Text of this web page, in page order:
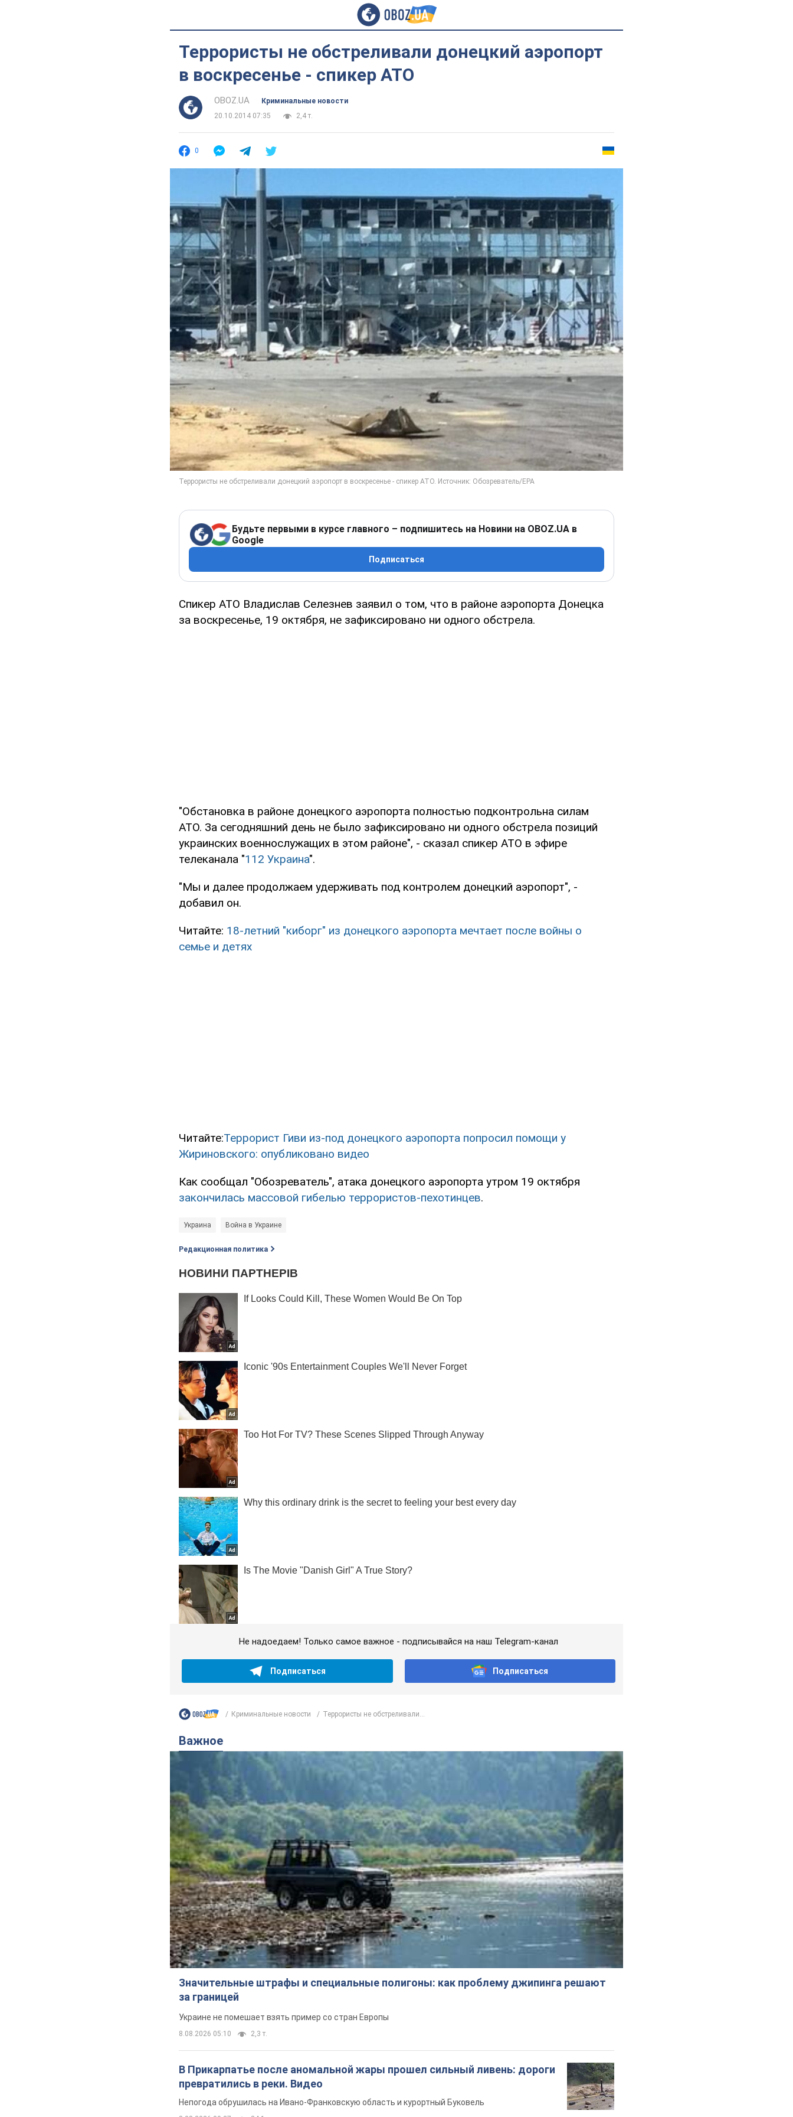
Террористы не обстреливали донецкий аэропорт
в воскресенье - спикер АТО
OBOZ.UA
Криминальные новости
20.10.2014 07:35
2,4 т.
0
Будьте первыми в курсе главного – подпишитесь на Новини на OBOZ.UA в
Google
Подписаться
Спикер АТО Владислав Селезнев заявил о том, что в районе аэропорта Донецка
за воскресенье, 19 октября, не зафиксировано ни одного обстрела.
"Обстановка в районе донецкого аэропорта полностью подконтрольна силам
АТО. За сегодняшний день не было зафиксировано ни одного обстрела позиций
украинских военнослужащих в этом районе", - сказал спикер АТО в эфире
телеканала "112 Украина".
"Мы и далее продолжаем удерживать под контролем донецкий аэропорт", -
добавил он.
Читайте: 18-летний "киборг" из донецкого аэропорта мечтает после войны о
семье и детях
Читайте:Террорист Гиви из-под донецкого аэропорта попросил помощи у
Жириновского: опубликовано видео
Как сообщал "Обозреватель", атака донецкого аэропорта утром 19 октября
закончилась массовой гибелью террористов-пехотинцев.
Украина Война в Украине
Редакционная политика
Не надоедаем! Только самое важное - подписывайся на наш Telegram-канал
Подписаться Подписаться
Криминальные новости Террористы не обстреливали...
Важное
Значительные штрафы и специальные полигоны: как проблему джипинга решают
за границей
Украине не помешает взять пример со стран Европы
8.08.2026 05:10 2,3 т.
В Прикарпатье после аномальной жары прошел сильный ливень: дороги
превратились в реки. Видео
Непогода обрушилась на Ивано-Франковскую область и курортный Буковель